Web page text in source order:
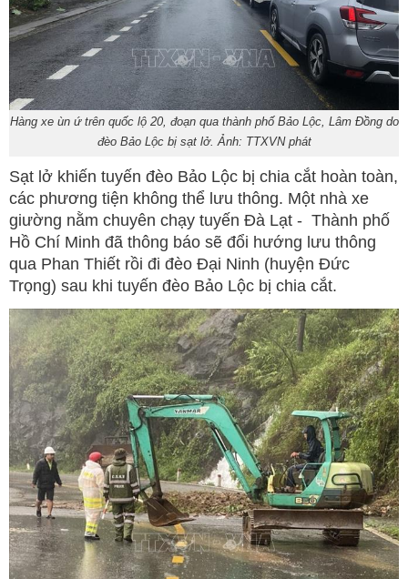
Hàng xe ùn ứ trên quốc lộ 20, đoạn qua thành phố Bảo Lộc, Lâm Đồng do
đèo Bảo Lộc bị sạt lở. Ảnh: TTXVN phát
Sạt lở khiến tuyến đèo Bảo Lộc bị chia cắt hoàn toàn,
các phương tiện không thể lưu thông. Một nhà xe
giường nằm chuyên chạy tuyến Đà Lạt - Thành phố
Hồ Chí Minh đã thông báo sẽ đổi hướng lưu thông
qua Phan Thiết rồi đi đèo Đại Ninh (huyện Đức
Trọng) sau khi tuyến đèo Bảo Lộc bị chia cắt.